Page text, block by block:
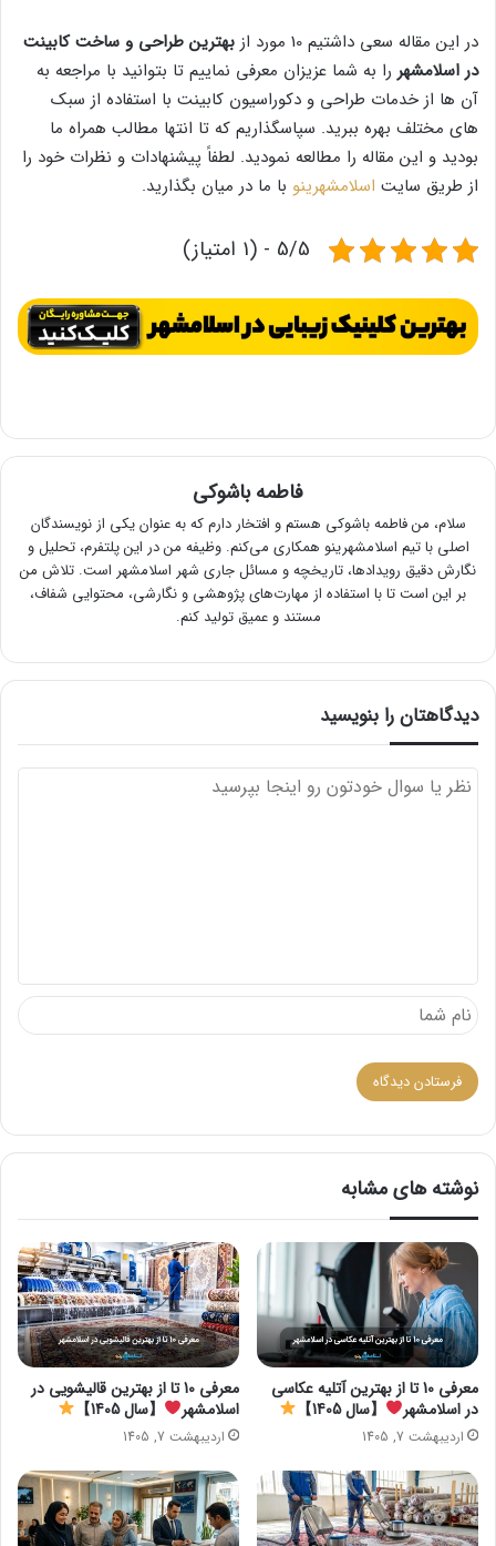
در این مقاله سعی داشتیم 10 مورد از
بهترین طراحی و ساخت کابینت
در اسلامشهر را به شما عزیزان معرفی نماییم تا بتوانید با مراجعه به
آن ها از خدمات طراحی و دکوراسیون کابینت با استفاده از سبک
های مختلف بهره ببرید. سپاسگذاریم که تا انتها مطالب همراه ما
بودید و این مقاله را مطالعه نمودید. لطفاً پیشنهادات و نظرات خود را
از طریق سایت اسلامشهرینو با ما در میان بگذارید.
5/5 - (1 امتیاز)
فاطمه باشوکی
سلام، من فاطمه باشوکی هستم و افتخار دارم که به عنوان یکی از نویسندگان
اصلی با تیم اسلامشهرینو همکاری می‌کنم. وظیفه من در این پلتفرم، تحلیل و
نگارش دقیق رویدادها، تاریخچه و مسائل جاری شهر اسلامشهر است. تلاش من
بر این است تا با استفاده از مهارت‌های پژوهشی و نگارشی، محتوایی شفاف،
مستند و عمیق تولید کنم.
دیدگاهتان را بنویسید
نوشته های مشابه
معرفی 10 تا از بهترین آتلیه عکاسی
در اسلامشهر
【سال 1405】
اردیبهشت 7, 1405
معرفی 10 تا از بهترین قالیشویی در
اسلامشهر
【سال 1405】
اردیبهشت 7, 1405